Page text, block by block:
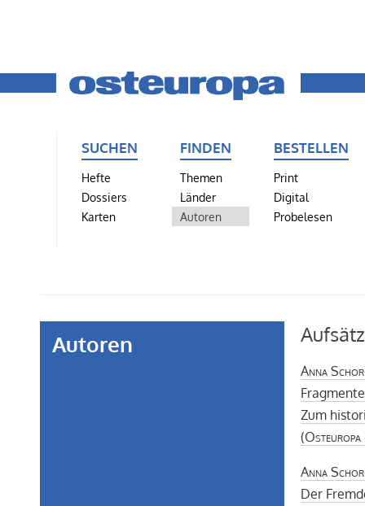
SUCHEN
Hefte
Dossiers
Karten
FINDEN
Themen
Länder
Autoren
BESTELLEN
Print
Digital
Probelesen
Autoren
Anna
Zum
(Osteuropa
Anna
Der